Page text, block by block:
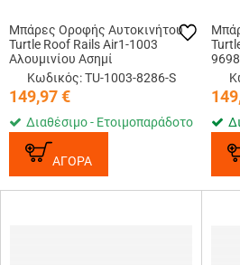
Μπάρες Οροφής Αυτοκινήτου
Turtle Roof Rails Air1-1003
Αλουμινίου Ασημί
Κωδικός: TU-1003-8286-S
149,97€
Διαθέσιμο - Ετοιμοπαράδοτο
ΑΓΟΡΑ